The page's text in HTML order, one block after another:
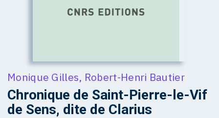
Monique Gilles, Robert-Henri Bautier
Chronique de Saint-Pierre-le-Vif
de Sens, dite de Clarius